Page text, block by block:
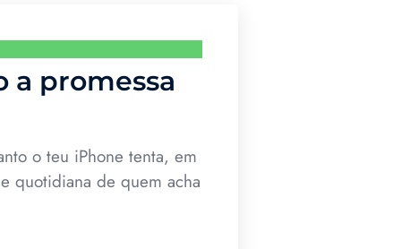
a promessa
o teu iPhone tenta, em
quotidiana de quem acha